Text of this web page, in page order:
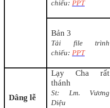
chiếu: PPT
Bản 3
Tải file trình
chiếu: PPT
Dâng lễ
Lạy Cha rất
thánh
St: Lm. Vương
Diệu